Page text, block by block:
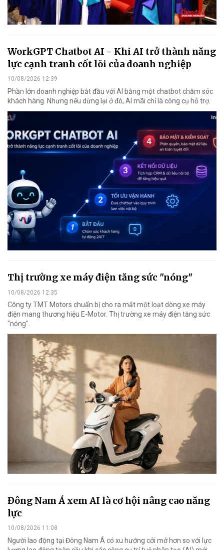
WorkGPT Chatbot AI - Khi AI trở thành năng
lực cạnh tranh cốt lõi của doanh nghiệp
10/08/2026 12:39
Phần lớn doanh nghiệp bắt đầu với AI bằng một chatbot chăm sóc
khách hàng. Nhưng nếu dừng lại ở đó, AI mãi chỉ là công cụ hỗ trợ.
Thị trường xe máy điện tăng sức "nóng"
10/08/2026 12:35
Công ty TMT Motors chuẩn bị cho ra mắt một loạt dòng xe máy
điện mang thương hiệu E-Motor. Thị trường xe máy điện tăng sức
"nóng".
Đông Nam Á xem AI là cơ hội nâng cao năng
lực
10/08/2026 11:08
Người lao động tại Đông Nam Á có xu hướng cởi mở hơn so với lực